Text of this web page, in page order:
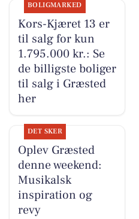
BOLIGMARKED
Kors-Kjæret 13 er
til salg for kun
1.795.000 kr.: Se
de billigste boliger
til salg i Græsted
her
DET SKER
Oplev Græsted
denne weekend:
Musikalsk
inspiration og
revy